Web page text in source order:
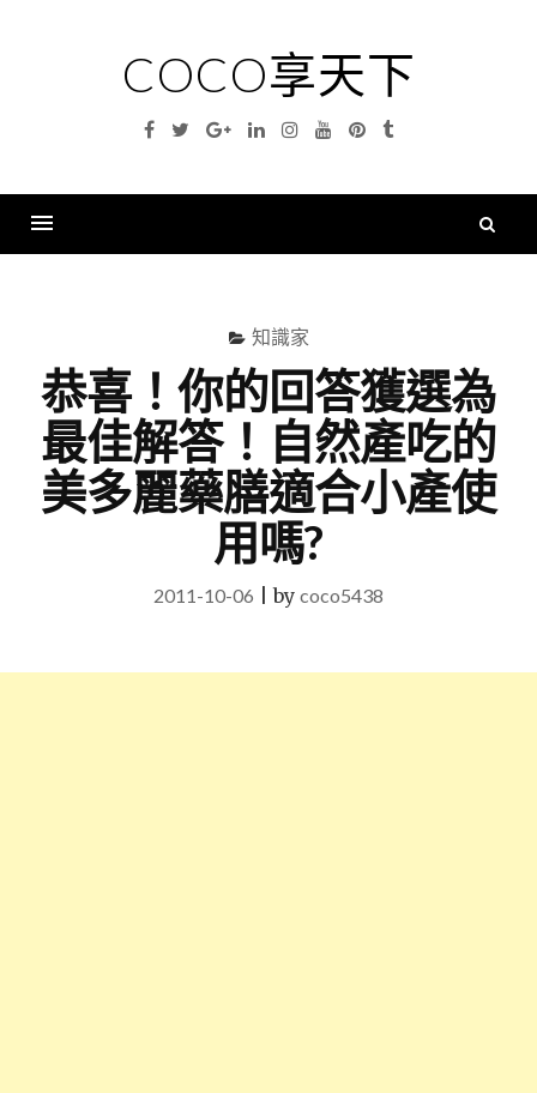
COCO享天下
Facebook
TwitterGoogleLinkedinInstagramYouTubePinterest
Tumblr
知識家
恭喜！你的回答獲選為
最佳解答！自然產吃的
美多麗藥膳適合小產使
用嗎?
2011-10-06 |by coco5438